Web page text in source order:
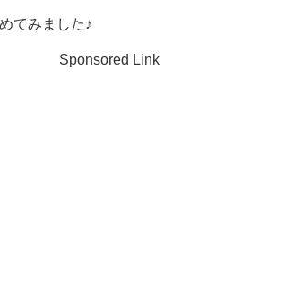
てみました♪
Sponsored Link